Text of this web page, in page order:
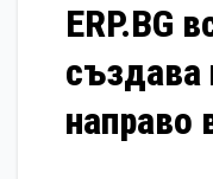
ERP.BG
създава
направо